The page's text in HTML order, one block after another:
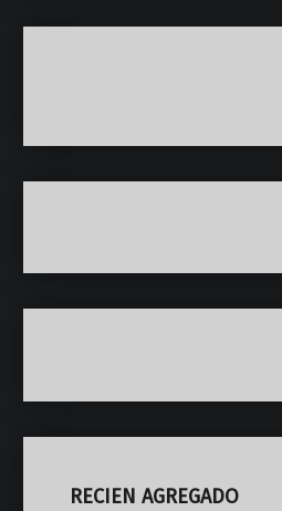
RECIEN AGREGADO